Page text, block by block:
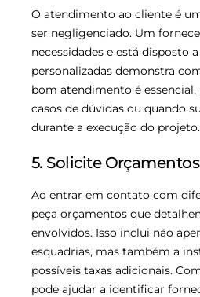
O atendimento ao cliente é
ser negligenciado. Um
necessidades e está disposto
personalizadas demonstra
bom atendimento é
casos de dúvidas ou quando
durante a execução do projeto.
5. Solicite
Ao entrar em contato com
peça orçamentos que
envolvidos. Isso inclui não
esquadrias, mas também a
possíveis taxas adicionais.
pode ajudar a identificar